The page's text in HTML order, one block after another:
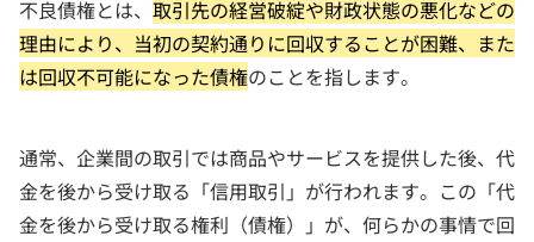
不良債権とは、 取引先の経営破綻や財政状態の悪化などの
理由により、当初の契約通りに回収することが困難、また
は回収不可能になった債権のことを指します。
通常、企業間の取引では商品やサービスを提供した後、代
金を後から受け取る「信用取引」が行われます。この「代
金を後から受け取る権利（債権）」が、何らかの事情で回